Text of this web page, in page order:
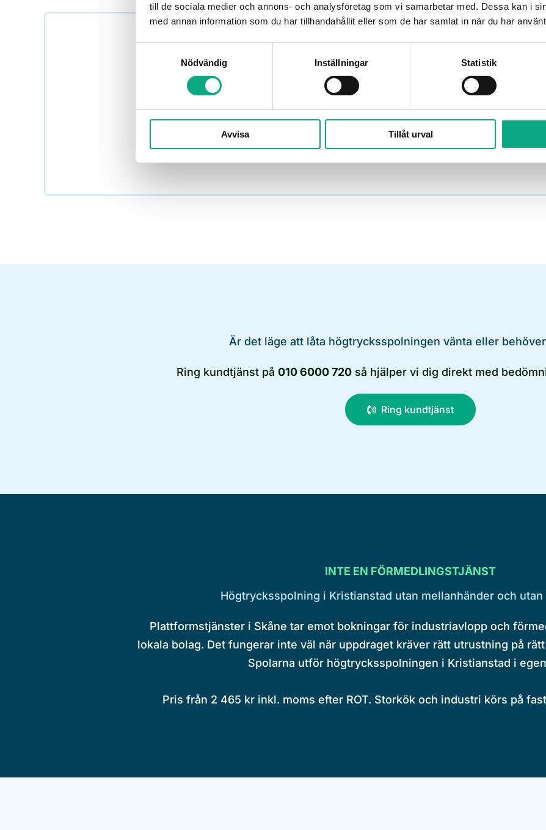
till de sociala medier och annons- och analysföretag som vi samarbetar med. Dessa kan i
med annan information som du har tillhandahållit eller som de har samlat in när du har
Nödvändig
Inställningar Statistik
Avvisa Tillåt urval
Boka högtrycksspolning i Kristianstad
Boka högtrycksspolning i Kristianstad från 2 465 kr inkl. moms. Ring 010
Är det läge att låta högtrycksspolningen vänta eller
Ring kundtjänst på 010 6000 720så hjälper vi dig direkt med
Ring kundtjänst
INTE EN FÖRMEDLINGSTJÄNST
Högtrycksspolning i Kristianstad utan mellanhänder och utan
Plattformstjänster i Skåne tar emot bokningar för industriavlopp och
lokala bolag. Det fungerar inte väl när uppdraget kräver rätt utrustning på
Spolarna utför högtrycksspolningen i Kristianstad i
Pris från 2 465 kr inkl. moms efter ROT. Storkök och industri körs på